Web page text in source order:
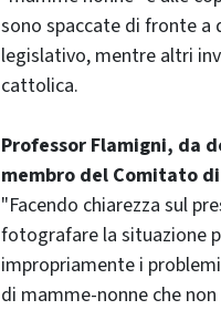
sono spaccate di fronte a
legislativo, mentre altri
cattolica.
Professor Flamigni, da
membro del Comitato
"Facendo chiarezza sul
fotografare la situazione
impropriamente i
di mamme-nonne che